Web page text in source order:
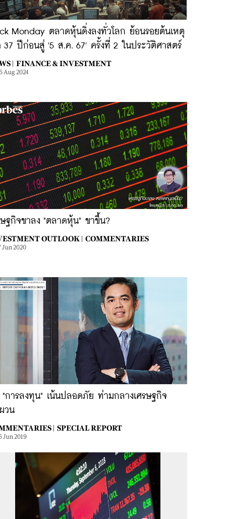
Monday ตลาดหุ้นดิ่งลงทั่วโลก ย้อนรอยต้นเหตุ
37 ปีก่อนสู่ '5 ส.ค. 67' ครั้งที่ 2 ในประวัติศาสตร์
| FINANCE & INVESTMENT
Aug 2024
ษฐกิจขาลง "ตลาดหุ้น" ขาขึ้น?
OUTLOOK | COMMENTARIES
Jun 2020
การลงทุน" เน้นปลอดภัย ท่ามกลางเศรษฐกิจ
วน
| SPECIAL REPORT
Jun 2019